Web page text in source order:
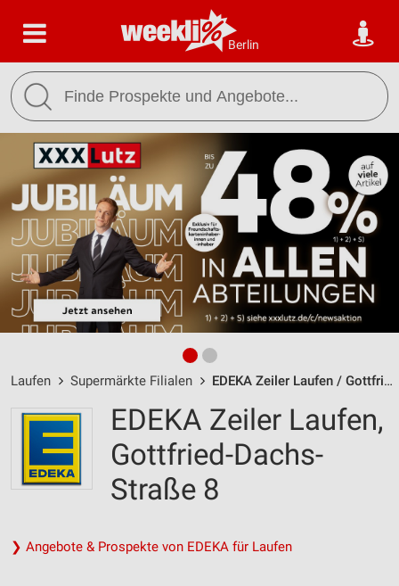
Berlin
Laufen Supermärkte Filialen EDEKA Zeiler Laufen / Gottfried-Dachs-Straße 8 - Öffnungszeiten & Adresse
EDEKA Zeiler Laufen,
Gottfried-Dachs-
Straße 8
❯ Angebote & Prospekte von EDEKA für Laufen